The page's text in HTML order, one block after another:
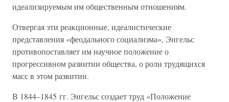
идеализируемым им общественным отношениям.
Отвергая эти реакционные, идеалистические
представления «феодального социализма», Энгельс
противопоставляет им научное положение о
прогрессивном развитии общества, о роли трудящихся
масс в этом развитии.
В 1844–1845 гг. Энгельс создает труд «Положение